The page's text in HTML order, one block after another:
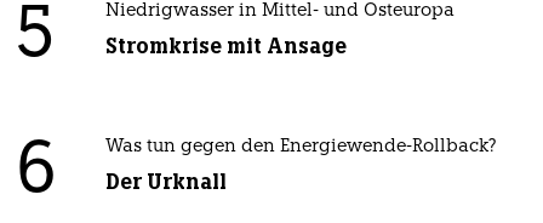
5 Niedrigwasser in Mittel- und Osteuropa
Stromkrise mit Ansage
6 Was tun gegen den Energiewende-Rollback?
Der Urknall